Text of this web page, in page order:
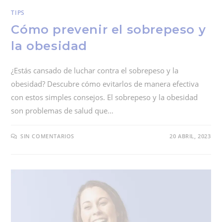
TIPS
Cómo prevenir el sobrepeso y
la obesidad
¿Estás cansado de luchar contra el sobrepeso y la
obesidad? Descubre cómo evitarlos de manera efectiva
con estos simples consejos. El sobrepeso y la obesidad
son problemas de salud que…
SIN COMENTARIOS 20 ABRIL, 2023